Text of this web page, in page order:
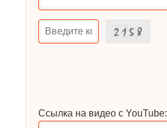
Ссылка на видео с YouTube: